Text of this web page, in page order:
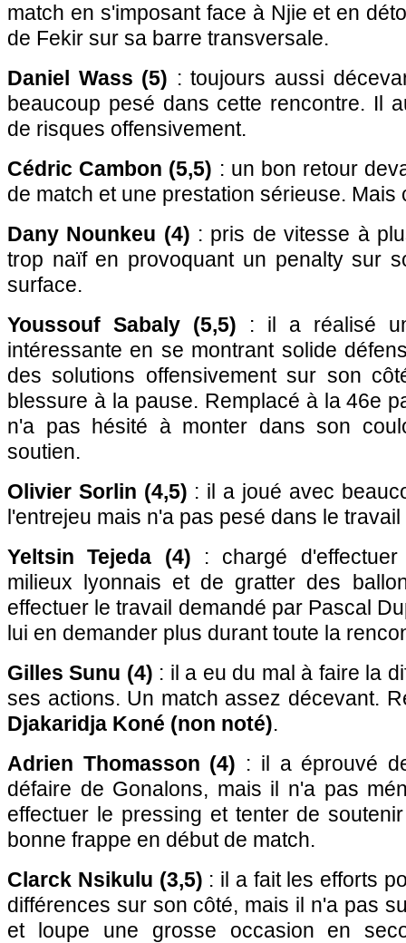
match en s'imposant face à Njie et en
de Fekir sur sa barre transversale.
Daniel Wass (5) : toujours aussi
beaucoup pesé dans cette rencontre. Il
de risques offensivement.
Cédric Cambon (5,5) : un bon retour
de match et une prestation sérieuse. Mais
Dany Nounkeu (4) : pris de vitesse à
trop naïf en provoquant un penalty sur
surface.
Youssouf Sabaly (5,5) : il a réalisé
intéressante en se montrant solide
des solutions offensivement sur son
blessure à la pause. Remplacé à la 46e
n'a pas hésité à monter dans son
soutien.
Olivier Sorlin (4,5) : il a joué avec
l'entrejeu mais n'a pas pesé dans le
Yeltsin Tejeda (4) : chargé
milieux lyonnais et de gratter des
effectuer le travail demandé par Pascal
lui en demander plus durant toute la
Gilles Sunu (4) : il a eu du mal à faire la
ses actions. Un match assez décevant.
Djakaridja Koné (non noté).
Adrien Thomasson (4) : il a éprouvé
défaire de Gonalons, mais il n'a pas
effectuer le pressing et tenter de
bonne frappe en début de match.
Clarck Nsikulu (3,5) : il a fait les efforts
différences sur son côté, mais il n'a pas
et loupe une grosse occasion en